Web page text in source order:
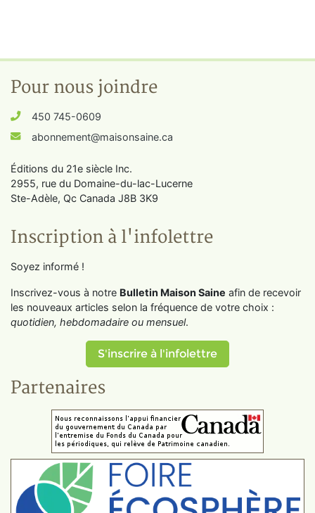
Pour nous joindre
450 745-0609
abonnement@maisonsaine.ca
Éditions du 21e siècle Inc.
2955, rue du Domaine-du-lac-Lucerne
Ste-Adèle, Qc Canada J8B 3K9
Inscription à l'infolettre
Soyez informé !
Inscrivez-vous à notre Bulletin Maison Saine afin de recevoir
les nouveaux articles selon la fréquence de votre choix :
quotidien, hebdomadaire ou mensuel.
S'inscrire à l'infolettre
Partenaires